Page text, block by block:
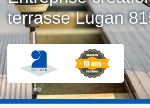
terrasse Lugan